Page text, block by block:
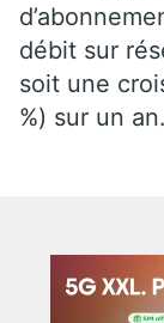
débit sur
soit une
%) sur un an.